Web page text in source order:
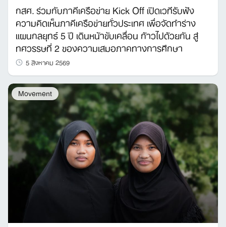
กสศ. ร่วมกับภาคีเครือข่าย Kick Off เปิดเวทีรับฟัง
ความคิดเห็นภาคีเครือข่ายทั่วประเทศ เพื่อจัดทำร่าง
แผนกลยุทธ์ 5 ปี เดินหน้าขับเคลื่อน ก้าวไปด้วยกัน สู่
ทศวรรษที่ 2 ของความเสมอภาคทางการศึกษา
5 สิงหาคม 2569
Movement